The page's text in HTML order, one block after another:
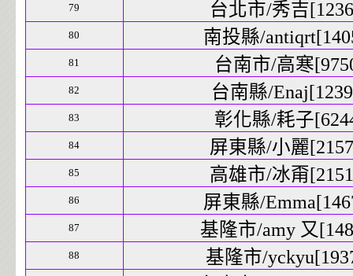
79 台北市/秀吉
80 南投縣/
81 台南市/高寒
82 台南縣/
83 彰化縣/耗子
84 屏東縣/小麗
85 高雄市/冰甭
86 屏東縣/
87 基隆市/amy 又
88
基隆市/